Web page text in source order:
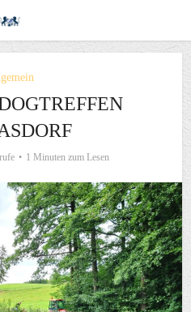
1 Minuten zum Lesen